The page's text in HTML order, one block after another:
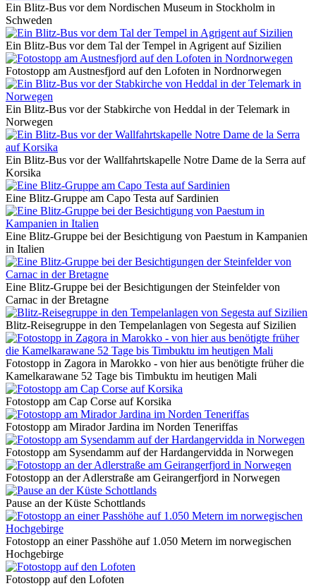
Ein Blitz-Bus vor dem Nordischen Museum in Stockholm in
Schweden
Ein Blitz-Bus vor dem Tal der Tempel in Agrigent auf Sizilien
Fotostopp am Austnesfjord auf den Lofoten in Nordnorwegen
Ein Blitz-Bus vor der Stabkirche von Heddal in der Telemark in
Norwegen
Ein Blitz-Bus vor der Wallfahrtskapelle Notre Dame de la Serra auf
Korsika
Eine Blitz-Gruppe am Capo Testa auf Sardinien
Eine Blitz-Gruppe bei der Besichtigung von Paestum in Kampanien
in Italien
Eine Blitz-Gruppe bei der Besichtigungen der Steinfelder von
Carnac in der Bretagne
Blitz-Reisegruppe in den Tempelanlagen von Segesta auf Sizilien
Fotostopp in Zagora in Marokko - von hier aus benötigte früher die
Kamelkarawane 52 Tage bis Timbuktu im heutigen Mali
Fotostopp am Cap Corse auf Korsika
Fotostopp am Mirador Jardina im Norden Teneriffas
Fotostopp am Sysendamm auf der Hardangervidda in Norwegen
Fotostopp an der Adlerstraße am Geirangerfjord in Norwegen
Pause an der Küste Schottlands
Fotostopp an einer Passhöhe auf 1.050 Metern im norwegischen
Hochgebirge
Fotostopp auf den Lofoten